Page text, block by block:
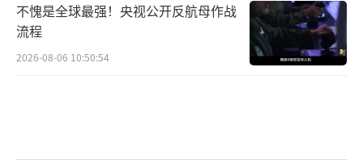
不愧是全球最强！央视公开反航母作战
流程
2026-08-06 10:50:54